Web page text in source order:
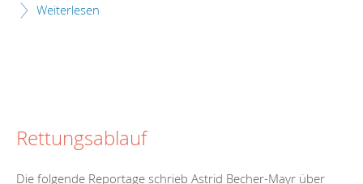
Weiterlesen
Rettungsablauf
Die folgende Reportage schrieb Astrid Becher-Mayr über